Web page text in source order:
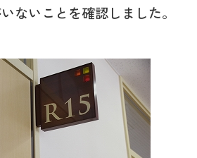
ないことを確認しました。